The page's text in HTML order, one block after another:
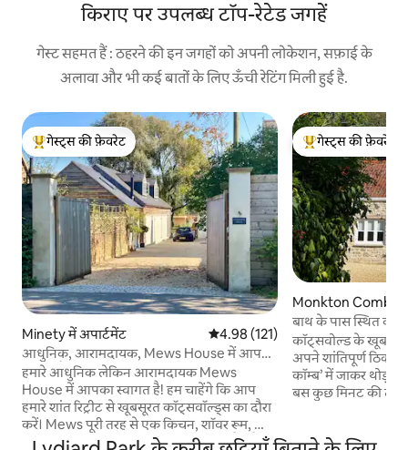
किराए पर उपलब्ध टॉप-रेटेड जगहें
गेस्ट सहमत हैं : ठहरने की इन जगहों को अपनी लोकेशन, सफ़ाई के
अलावा और भी कई बातों के लिए ऊँची रेटिंग मिली हुई है.
गेस्ट्स का टॉप फ़ेवरेट
गेस्ट्स की फ़ेवरेट
Minety में अपार्टमेंट औसत रेटिंग 5 में से 4.98, 121 समीक्षाएँ
4.98 (121)
आधुनिक, आरामदायक, Mews House में आपका
स्वागत है!
हमारे आधुनिक लेकिन आरामदायक Mews
House में आपका स्वागत है! हम चाहेंगे कि आप
हमारे शांत रिट्रीट से खूबसूरत कॉट्सवॉल्ड्स का दौरा
करें। Mews पूरी तरह से एक किचन, शॉवर रूम, किंग
साइज़ बेड और लकड़ी जलाने वाले स्टोव से लैस है,
गेस्ट्स का टॉप फ़ेवरेट
गेस्ट्स की फ़ेवरेट
Monkton Combe
बाथ के पास स्थित
पार्किंग और EV
कॉट्सवोल्ड के खूबसूरत
अपने शांतिपूर्ण
कॉम्ब’ में जाकर थोड़ा
बस कुछ मिनट की दूरी
है। अपने दरवाज़े से ही शानदार पैदल यात्रा और